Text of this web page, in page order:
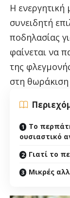
Η
συνειδητή
ποδηλασίας
φαίνεται να
της
στη θωράκιση
Το
ουσιαστικό
Γιατί το
Μικρές